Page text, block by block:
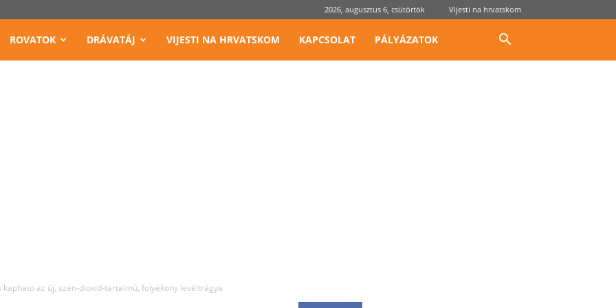
2026, augusztus 6, csütörtök Vijesti na hrvatskom
ROVATOK DRÁVATÁJ VIJESTI NA HRVATSKOM KAPCSOLAT PÁLYÁZATOK
kapható az új, szén-dioxid-tartalmú, folyékony levéltrágya